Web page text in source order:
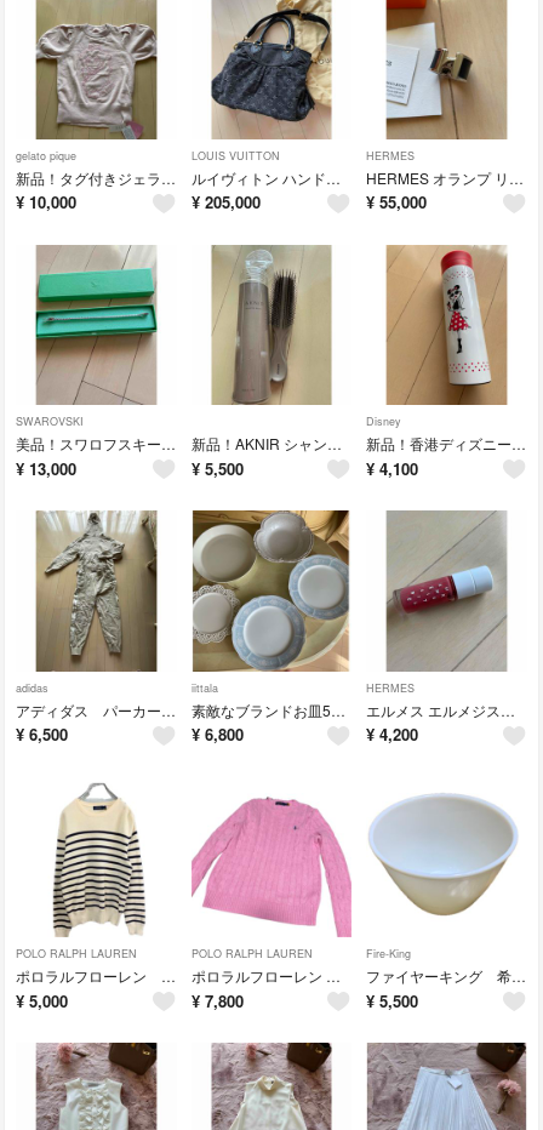
gelato pique
新品！タグ付きジェラートピケ可愛い半袖ルームウェア
¥ 10,000
LOUIS VUITTON
ルイヴィトン ハンドバッグ モノグラム・デニム ネオ・カビィ MM M95351
¥ 205,000
HERMES
HERMES オランプ リング GM ブラック × シルバー Mサイズ
¥ 55,000
SWAROVSKI
美品！スワロフスキー素敵なテニスブレスレット
¥ 13,000
新品！AKNIR シャンプーブラシ
¥ 5,500
Disney
新品！香港ディズニー 三浦大地 コラボ ステンレスボトル
¥ 4,100
adidas
アディダス パーカー&スウェット上下セット
¥ 6,500
iittala
素敵なブランドお皿5枚セット
¥ 6,800
HERMES
エルメス エルメジスティブル リップオイル 05 ローズ コラ 8.5ml
¥ 4,200
POLO RALPH LAUREN
ポロラルフローレン ボーダーコットンニットプルオーバー ショルダーボタン S
¥ 5,000
POLO RALPH LAUREN
ポロラルフローレン ピンク ケーブルニット セーター
¥ 7,800
Fire-King
ファイヤーキング 希少ボウル
¥ 5,500